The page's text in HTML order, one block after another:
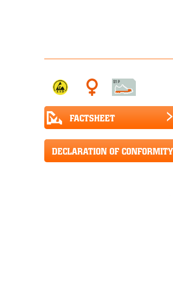
FACTSHEET
DECLARATION OF CONFORMITY